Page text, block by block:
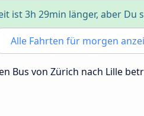
ist 3h 29min länger, aber Du
Alle Fahrten für morgen
Bus von Zürich nach Lille